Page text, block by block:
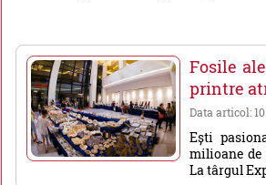
evenimente
din
Suceava
Fosile
printre
Data articol:
Ești
milioane de
La târgul